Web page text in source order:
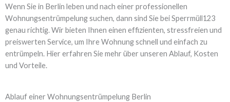
Wenn Sie in Berlin leben und nach einer professionellen
Wohnungsentrümpelung suchen, dann sind Sie bei Sperrmüll123
genau richtig. Wir bieten Ihnen einen effizienten, stressfreien und
preiswerten Service, um Ihre Wohnung schnell und einfach zu
entrümpeln. Hier erfahren Sie mehr über unseren Ablauf, Kosten
und Vorteile.
Ablauf einer Wohnungsentrümpelung Berlin